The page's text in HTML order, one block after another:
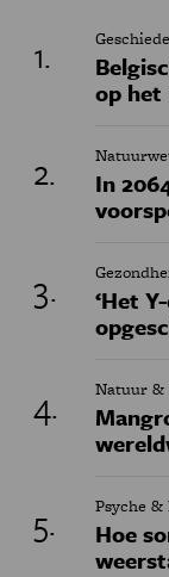
op het
In
‘Het
Natuur
Psyche &
Hoe